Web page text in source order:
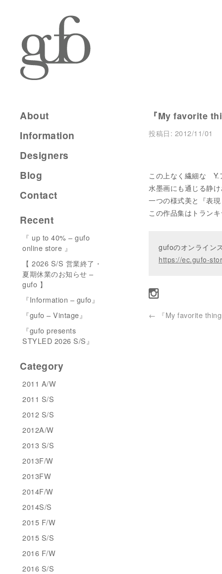
『My favorite
投稿日: 2012/11/01
この上なく繊細な Y.
水墨画にも通じる静
一つの様式美と『表
この作品集はトラン
gufoのオンライン
https://ec.gufo-
← 『My favorite
About
Information
Designers
Blog
Contact
Recent
『 up to 40% – gufo
online store 』
【 2026 S/S 営業終了・
夏期休業のお知らせ –
gufo 】
『Information – gufo』
『gufo – Vintage』
『gufo presents
STYLED 2026 S/S』
Category
2011 A/W
2011 S/S
2012 S/S
2012A/W
2013 S/S
2013F/W
2013FW
2014F/W
2014S/S
2015 F/W
2015 S/S
2016 F/W
2016 S/S